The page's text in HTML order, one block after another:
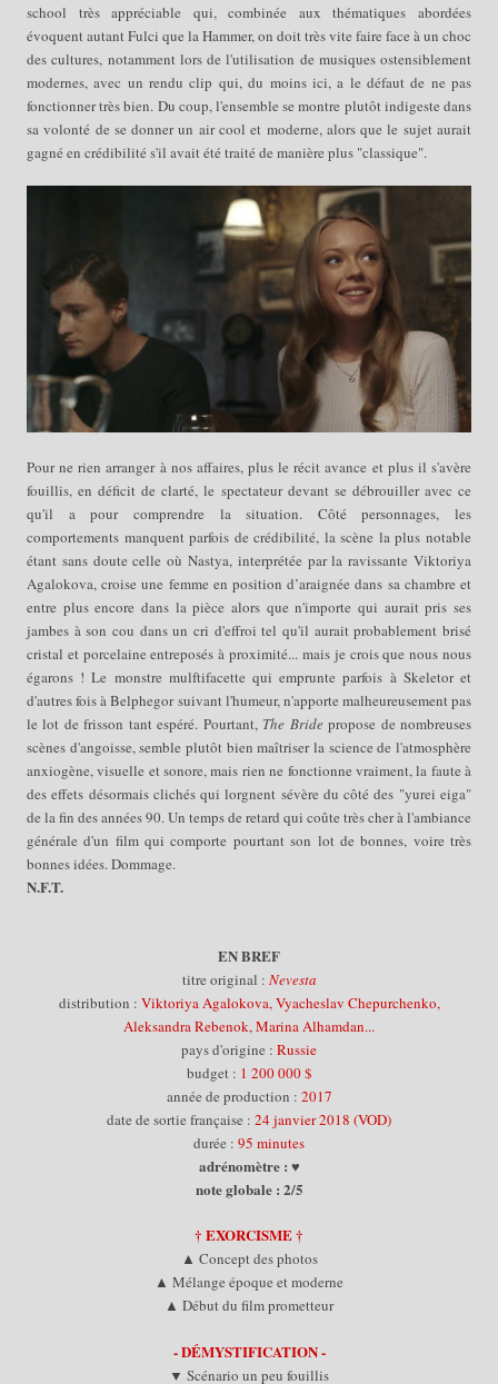
school très appréciable qui, combinée aux thématiques abordées
évoquent autant Fulci que la Hammer, on doit très vite faire face à un choc
des cultures, notamment lors de l'utilisation de musiques ostensiblement
modernes, avec un rendu clip qui, du moins ici, a le défaut de ne pas
fonctionner très bien. Du coup, l'ensemble se montre plutôt indigeste dans
sa volonté de se donner un air cool et moderne, alors que le sujet aurait
gagné en crédibilité s'il avait été traité de manière plus "classique".
Pour ne rien arranger à nos affaires, plus le récit avance et plus il s'avère
fouillis, en déficit de clarté, le spectateur devant se débrouiller avec ce
qu'il a pour comprendre la situation. Côté personnages, les
comportements manquent parfois de crédibilité, la scène la plus notable
étant sans doute celle où Nastya, interprétée par la ravissante Viktoriya
Agalokova, croise une femme en position d’araignée dans sa chambre et
entre plus encore dans la pièce alors que n'importe qui aurait pris ses
jambes à son cou dans un cri d'effroi tel qu'il aurait probablement brisé
cristal et porcelaine entreposés à proximité... mais je crois que nous nous
égarons ! Le monstre mulftifacette qui emprunte parfois à Skeletor et
d'autres fois à Belphegor suivant l'humeur, n'apporte malheureusement pas
le lot de frisson tant espéré. Pourtant, The Bridepropose de nombreuses
scènes d'angoisse, semble plutôt bien maîtriser la science de l'atmosphère
anxiogène, visuelle et sonore, mais rien ne fonctionne vraiment, la faute à
des effets désormais clichés qui lorgnent sévère du côté des "yurei eiga"
de la fin des années 90. Un temps de retard qui coûte très cher à l'ambiance
générale d'un film qui comporte pourtant son lot de bonnes, voire très
bonnes idées. Dommage.
N.F.T.
EN BREF
titre original : Nevesta
distribution : Viktoriya Agalokova, Vyacheslav Chepurchenko,
Aleksandra Rebenok, Marina Alhamdan...
pays d'origine : Russie
budget : 1 200 000 $
année de production : 2017
date de sortie française : 24 janvier 2018 (VOD)
durée : 95 minutes
adrénomètre : ♥
note globale : 2/5
† EXORCISME †
▲ Concept des photos
▲ Mélange époque et moderne
▲ Début du film prometteur
- DÉMYSTIFICATION -
▼ Scénario un peu fouillis